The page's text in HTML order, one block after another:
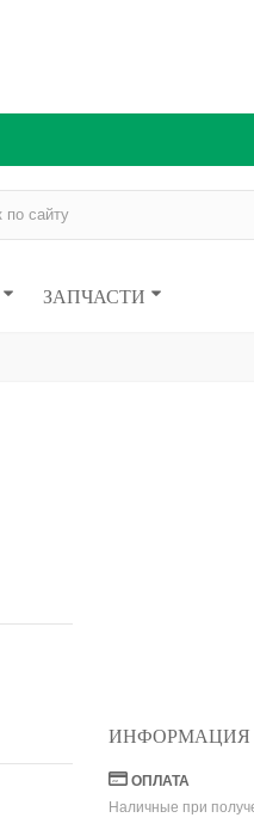
ЗАПЧАСТИ
ИНФОРМАЦИЯ
ОПЛАТА
Наличные при